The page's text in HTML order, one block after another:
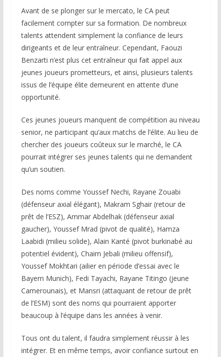
Avant de se plonger sur le mercato, le CA peut
facilement compter sur sa formation. De nombreux
talents attendent simplement la confiance de leurs
dirigeants et de leur entraîneur. Cependant, Faouzi
Benzarti n’est plus cet entraîneur qui fait appel aux
jeunes joueurs prometteurs, et ainsi, plusieurs talents
issus de l’équipe élite demeurent en attente d’une
opportunité.
Ces jeunes joueurs manquent de compétition au niveau
senior, ne participant qu’aux matchs de l’élite. Au lieu de
chercher des joueurs coûteux sur le marché, le CA
pourrait intégrer ses jeunes talents qui ne demandent
qu’un soutien.
Des noms comme Youssef Nechi, Rayane Zouabi
(défenseur axial élégant), Makram Sghair (retour de
prêt de l’ESZ), Ammar Abdelhak (défenseur axial
gaucher), Youssef Mrad (pivot de qualité), Hamza
Laabidi (milieu solide), Alain Kanté (pivot burkinabé au
potentiel évident), Chaim Jebali (milieu offensif),
Youssef Mokhtari (ailier en période d’essai avec le
Bayern Munich), Fedi Tayachi, Rayane Titingo (jeune
Camerounais), et Mansri (attaquant de retour de prêt
de l’ESM) sont des noms qui pourraient apporter
beaucoup à l’équipe dans les années à venir.
Tous ont du talent, il faudra simplement réussir à les
intégrer. Et en même temps, avoir confiance surtout en